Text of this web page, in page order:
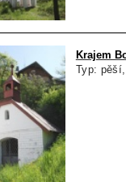
Krajem
Typ: